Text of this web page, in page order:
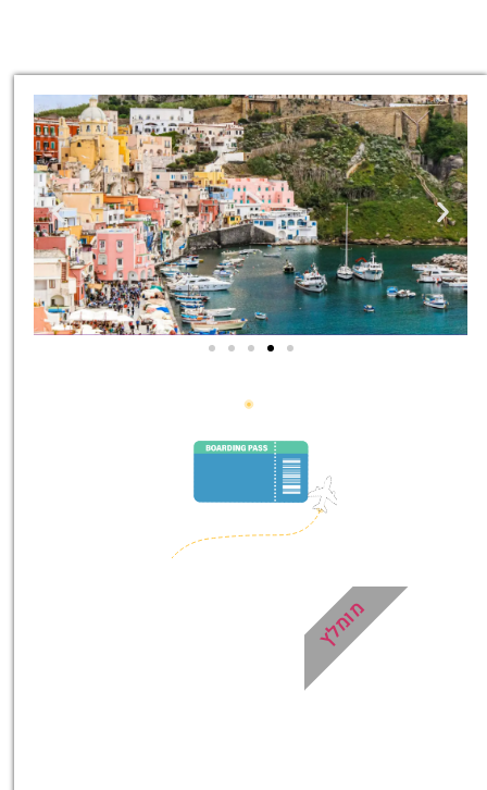
הדרכה מקצועית ואינפורמטיבית
במיוחד עבורכם!
לחצו פה!
מומלץ